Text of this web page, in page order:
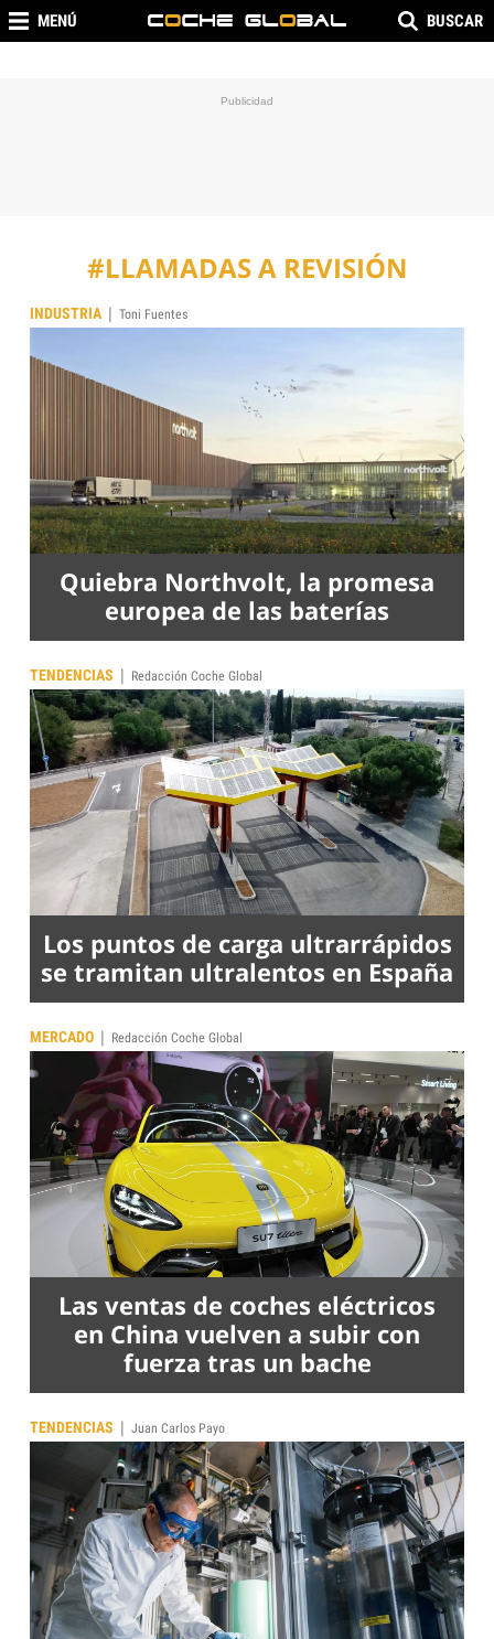
MENÚ BUSCAR
#LLAMADAS A REVISIÓN
INDUSTRIA | Toni Fuentes
Quiebra Northvolt, la promesa
europea de las baterías
TENDENCIAS | Redacción Coche Global
Los puntos de carga ultrarrápidos
se tramitan ultralentos en España
MERCADO | Redacción Coche Global
Las ventas de coches eléctricos
en China vuelven a subir con
fuerza tras un bache
TENDENCIAS | Juan Carlos Payo